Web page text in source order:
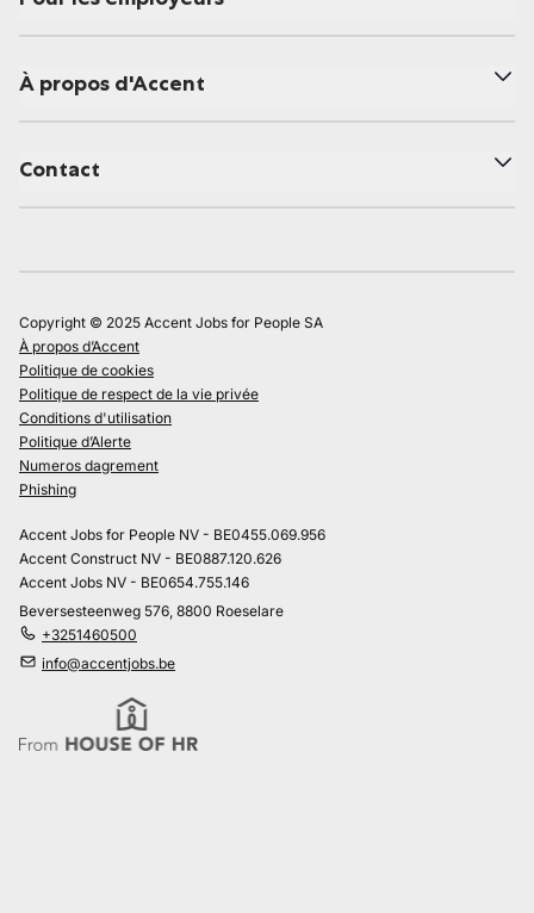
À propos d'Accent
Contact
Copyright © 2025 Accent Jobs for People SA
À propos d’Accent
Politique de cookies
Politique de respect de la vie privée
Conditions d'utilisation
Politique d’Alerte
Numeros dagrement
Phishing
Accent Jobs for People NV - BE0455.069.956
Accent Construct NV - BE0887.120.626
Accent Jobs NV - BE0654.755.146
Beversesteenweg 576, 8800 Roeselare
+3251460500
info@accentjobs.be